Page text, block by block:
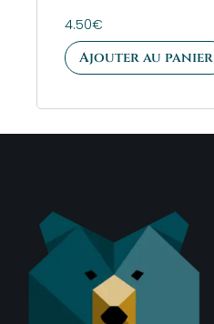
4.50€
Ajouter au panier